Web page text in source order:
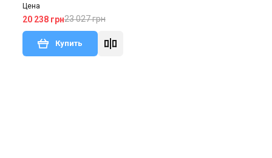
Цена
20 238 грн23 027 грн
Купить